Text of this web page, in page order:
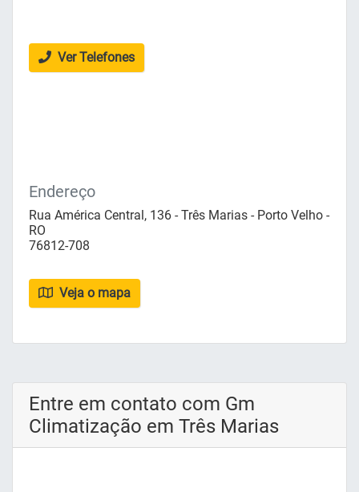
Ver Telefones
Endereço
Rua América Central, 136 - Três Marias - Porto Velho -
RO
76812-708
Veja o mapa
Entre em contato com Gm
Climatização em Três Marias